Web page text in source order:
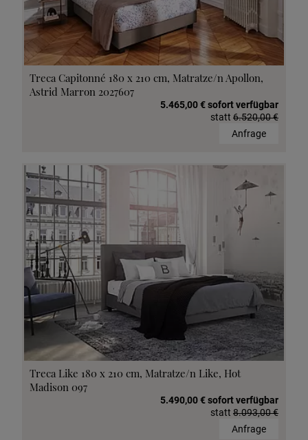
Treca Capitonné 180 x 210 cm, Matratze/n Apollon,
Astrid Marron 2027607
5.465,00 € sofort verfügbar
statt 6.520,00 €
Anfrage
Treca Like 180 x 210 cm, Matratze/n Like, Hot
Madison 097
5.490,00 € sofort verfügbar
statt 8.093,00 €
Anfrage